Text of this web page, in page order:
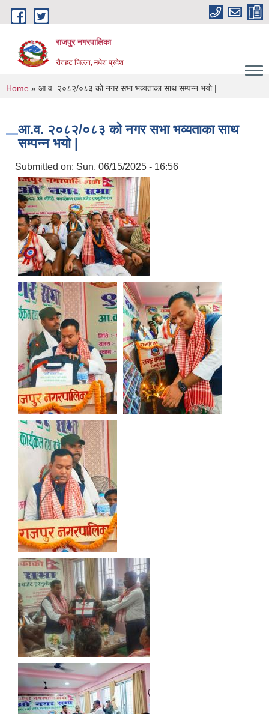
Skip to main content
राजपुर नगरपालिका
रौतहट जिल्ला, मधेश प्रदेश
You are here
Home » आ.व. २०८२/०८३ को नगर सभा भव्यताका साथ सम्पन्न भयो |
आ.व. २०८२/०८३ को नगर सभा भव्यताका साथ
सम्पन्न भयो |
Submitted on: Sun, 06/15/2025 - 16:56